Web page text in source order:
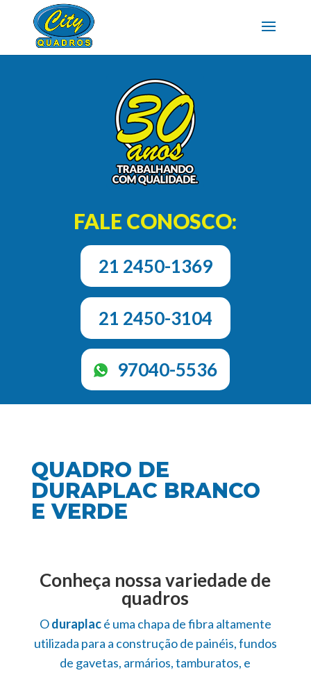
FALE CONOSCO:
21 2450-1369
21 2450-3104
97040-5536
QUADRO DE
DURAPLAC BRANCO
E VERDE
Conheça nossa variedade de
quadros
Oduraplacé uma chapa de fibra altamente
utilizada para a construção de painéis, fundos
de gavetas, armários, tamburatos, e